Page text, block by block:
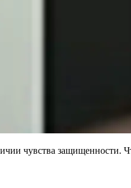
чувства защищенности.